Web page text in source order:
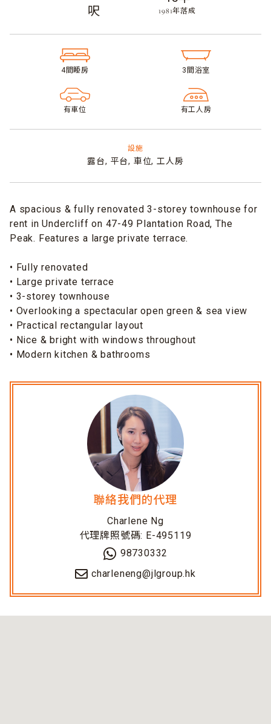
呎
​1981年落成
4間睡房​ 3間浴室​
有車位 有工人房
設施
露台, 平台, 車位, 工人房
A spacious & fully renovated 3-storey townhouse for
rent in Undercliff on 47-49 Plantation Road, The
Peak. Features a large private terrace.
• Fully renovated
• Large private terrace
• 3-storey townhouse
• Overlooking a spectacular open green & sea view
• Practical rectangular layout
• Nice & bright with windows throughout
• Modern kitchen & bathrooms
聯絡我們的代理
Charlene Ng
代理牌照號碼: E-495119
98730332
charleneng@jlgroup.hk